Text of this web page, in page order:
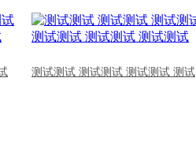
测试测试 测试测试 测试测试 测试